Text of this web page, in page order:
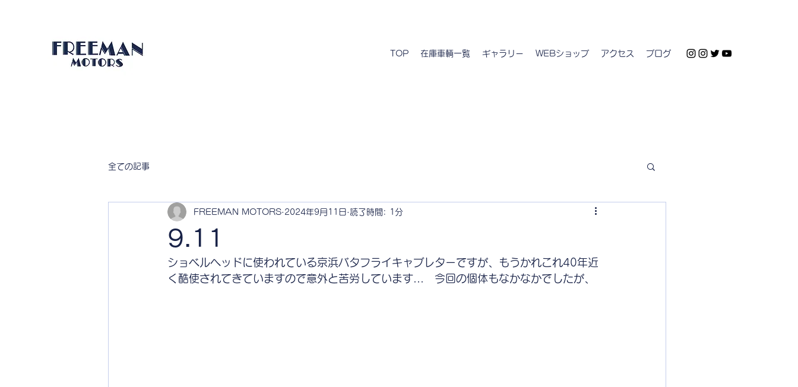
TOP 在庫車輌一覧 ギャラリー WEBショップ アクセス ブログ
全ての記事
9.11
FREEMAN MOTORS 2024年9月11日 読了時間: 1分
ショベルヘッドに使われている京浜バタフライキャブレターですが、もうかれこれ40年近
く酷使されてきていますので意外と苦労しています...　今回の個体もなかなかでしたが、